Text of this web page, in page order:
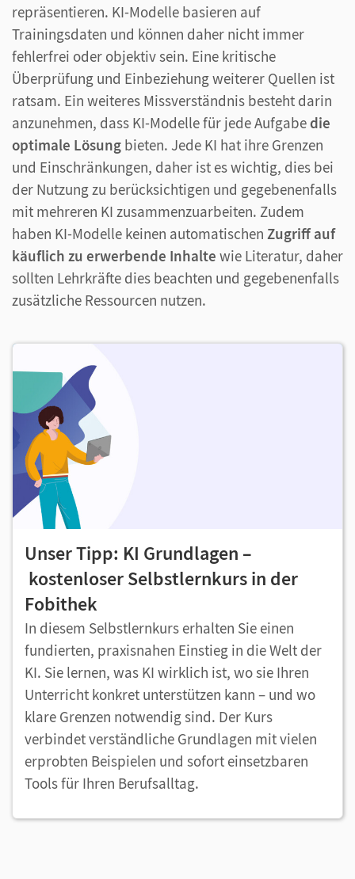
repräsentieren. KI-Modelle basieren auf
Trainingsdaten und können daher nicht immer
fehlerfrei oder objektiv sein. Eine kritische
Überprüfung und Einbeziehung weiterer Quellen ist
ratsam. Ein weiteres Missverständnis besteht darin
anzunehmen, dass KI-Modelle für jede Aufgabedie
optimale Lösung bieten. Jede KI hat ihre Grenzen
und Einschränkungen, daher ist es wichtig, dies bei
der Nutzung zu berücksichtigen und gegebenenfalls
mit mehreren KI zusammenzuarbeiten. Zudem
haben KI-Modelle keinen automatischen Zugriff auf
käuflich zu erwerbende Inhalte wie Literatur, daher
sollten Lehrkräfte dies beachten und gegebenenfalls
zusätzliche Ressourcen nutzen.
Unser Tipp: KI Grundlagen –
kostenloser Selbstlernkurs in der
Fobithek
In diesem Selbstlernkurs erhalten Sie einen
fundierten, praxisnahen Einstieg in die Welt der
KI. Sie lernen, was KI wirklich ist, wo sie Ihren
Unterricht konkret unterstützen kann – und wo
klare Grenzen notwendig sind. Der Kurs
verbindet verständliche Grundlagen mit vielen
erprobten Beispielen und sofort einsetzbaren
Tools für Ihren Berufsalltag.